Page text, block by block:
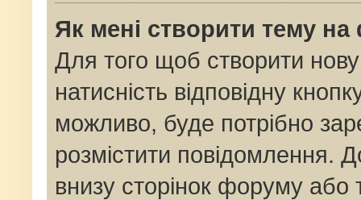
Як мені створити тему
Для того щоб створити
натисність відповідну
можливо, буде потрібно
розмістити повідомлення.
внизу сторінок форуму або